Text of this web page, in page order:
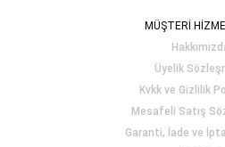
MÜŞTERİ
Üyelik
Kvkk ve Gizlilik
Mesafeli Satış
Garanti, İade ve